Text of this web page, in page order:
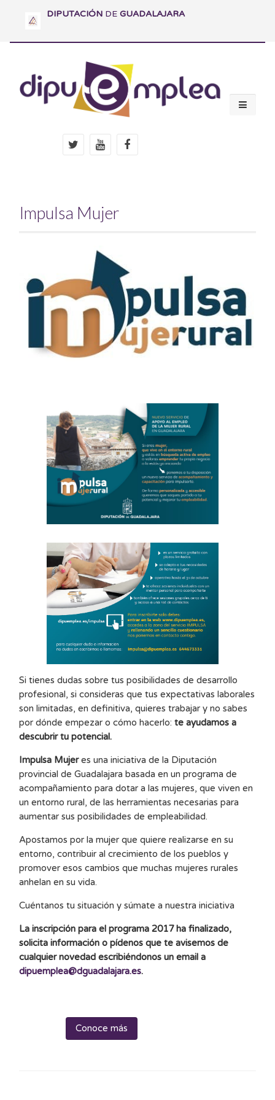
DIPUTACIÓN DEGUADALAJARA
Impulsa Mujer
Si tienes dudas sobre tus posibilidades de desarrollo
profesional, si consideras que tus expectativas laborales
son limitadas, en definitiva, quieres trabajar y no sabes
por dónde empezar o cómo hacerlo:te ayudamos a
descubrir tu potencial.
Impulsa Mujeres una iniciativa de la Diputación
provincial de Guadalajara basada en un programa de
acompañamiento para dotar a las mujeres, que viven en
un entorno rural, de las herramientas necesarias para
aumentar sus posibilidades de empleabilidad.
Apostamos por la mujer que quiere realizarse en su
entorno, contribuir al crecimiento de los pueblos y
promover esos cambios que muchas mujeres rurales
anhelan en su vida.
Cuéntanos tu situación y súmate a nuestra iniciativa
La inscripción para el programa 2017 ha finalizado,
solicita información o pídenos que te avisemos de
cualquier novedad escribiéndonos un email a
dipuemplea@dguadalajara.es.
Conoce más